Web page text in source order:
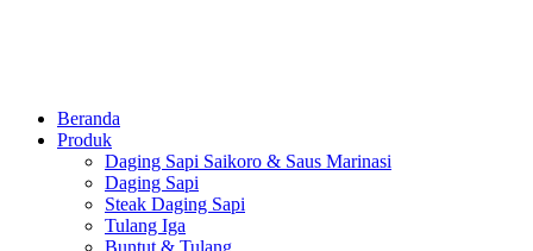
Beranda
Produk
Daging Sapi Saikoro & Saus Marinasi
Daging Sapi
Steak Daging Sapi
Tulang Iga
Buntut & Tulang